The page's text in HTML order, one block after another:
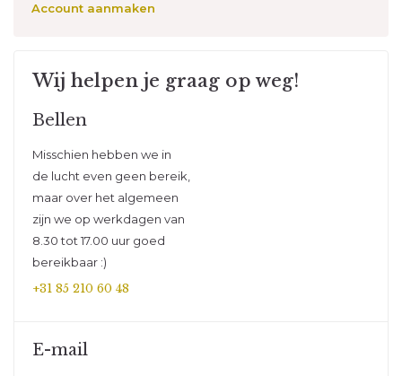
Account aanmaken
Wij helpen je graag op weg!
Bellen
Misschien hebben we in
de lucht even geen bereik,
maar over het algemeen
zijn we op werkdagen van
8.30 tot 17.00 uur goed
bereikbaar :)
+31 85 210 60 48
E-mail